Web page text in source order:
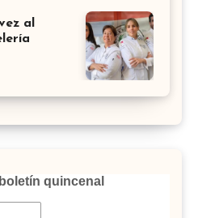
al
quincenal